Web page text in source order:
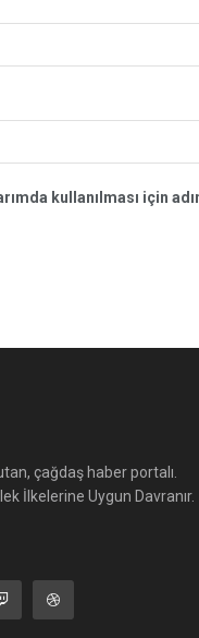
kullanılması için
çağdaş haber portalı.
İlkelerine Uygun Davranır.